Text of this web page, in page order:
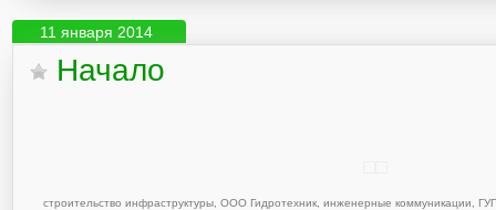
11 января 2014
Начало
строительство инфраструктуры, ООО Гидротехник, инженерные коммуникации